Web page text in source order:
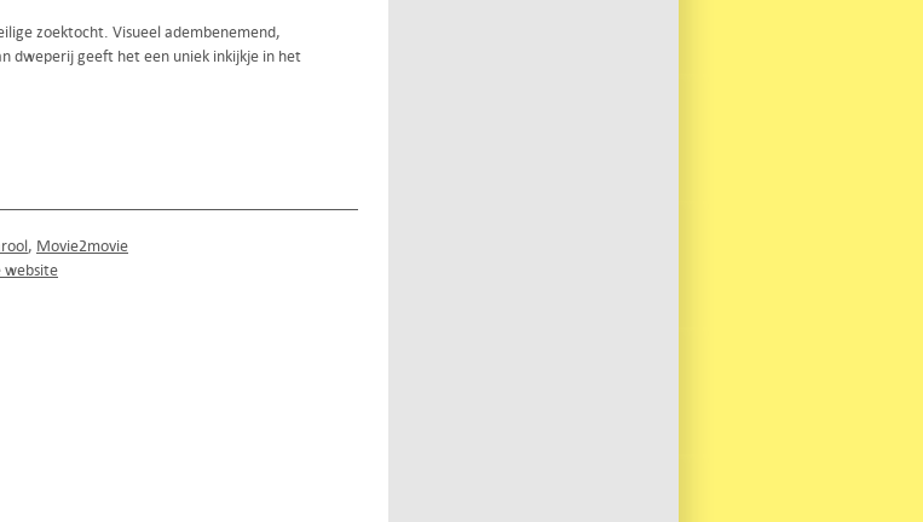
zoektocht. Visueel adembenemend,
dweperij geeft het een uniek inkijkje in het
Movie2movie
website